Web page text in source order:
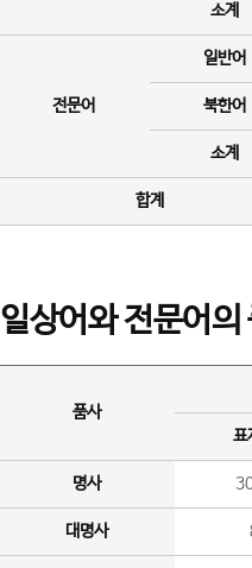
소계
전문어
일반어
북한어
소계
합계
일상어와 전문어의
품사
표
명사
대명사